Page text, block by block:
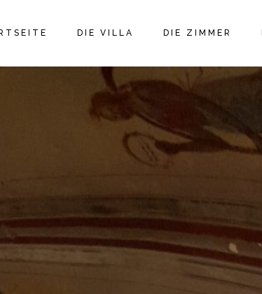
DIE VILLA DIE ZIMMER